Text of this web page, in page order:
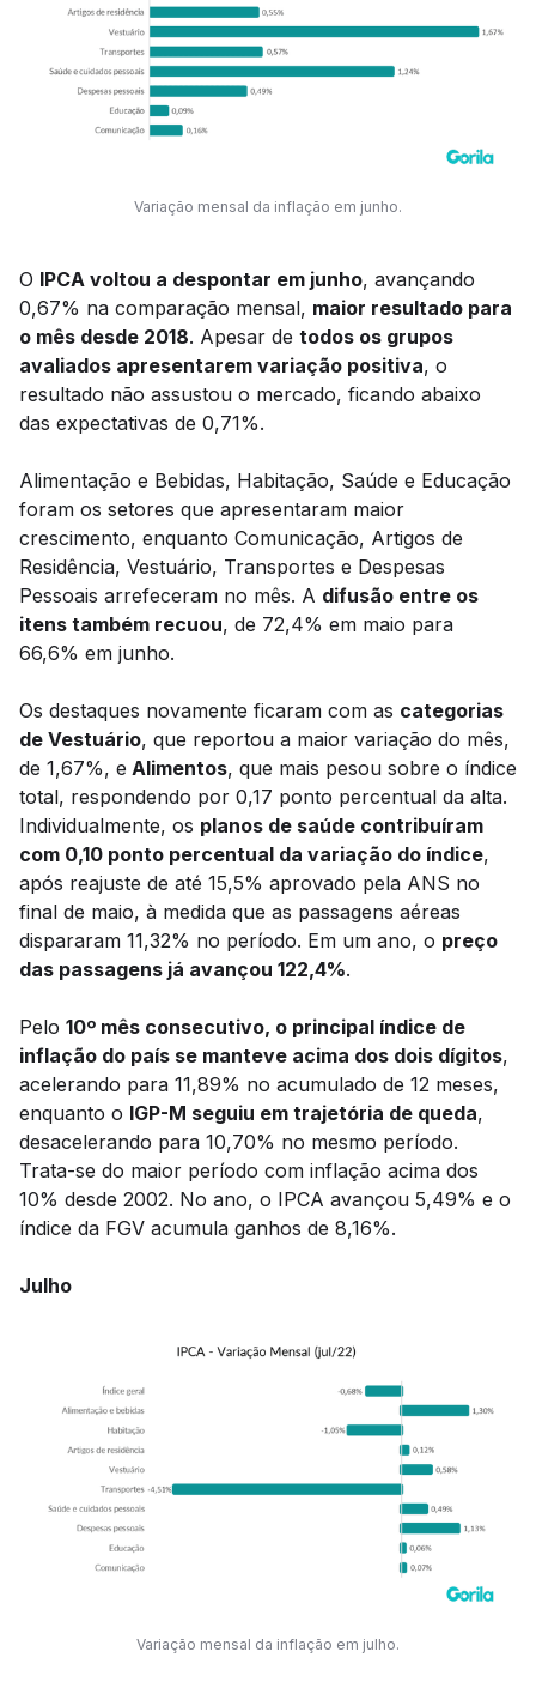
Variação mensal da inflação em junho.
O IPCA voltou a despontar em junho, avançando
0,67% na comparação mensal, maior resultado para
o mês desde 2018. Apesar de todos os grupos
avaliados apresentarem variação positiva, o
resultado não assustou o mercado, ficando abaixo
das expectativas de 0,71%.
Alimentação e Bebidas, Habitação, Saúde e Educação
foram os setores que apresentaram maior
crescimento, enquanto Comunicação, Artigos de
Residência, Vestuário, Transportes e Despesas
Pessoais arrefeceram no mês. A difusão entre os
itens também recuou, de 72,4% em maio para
66,6% em junho.
Os destaques novamente ficaram com as categorias
de Vestuário, que reportou a maior variação do mês,
de 1,67%, e Alimentos, que mais pesou sobre o índice
total, respondendo por 0,17 ponto percentual da alta.
Individualmente, os planos de saúde contribuíram
com 0,10 ponto percentual da variação do índice,
após reajuste de até 15,5% aprovado pela ANS no
final de maio, à medida que as passagens aéreas
dispararam 11,32% no período. Em um ano, o preço
das passagens já avançou 122,4%.
Pelo 10º mês consecutivo, o principal índice de
inflação do país se manteve acima dos dois dígitos,
acelerando para 11,89% no acumulado de 12 meses,
enquanto o IGP-M seguiu em trajetória de queda,
desacelerando para 10,70% no mesmo período.
Trata-se do maior período com inflação acima dos
10% desde 2002. No ano, o IPCA avançou 5,49% e o
índice da FGV acumula ganhos de 8,16%.
Julho
Variação mensal da inflação em julho.